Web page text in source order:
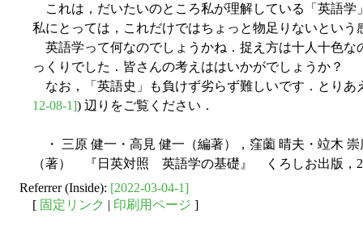
これは，だいたいのところ私が理解している「英語学
私にとっては，これだけではちょっと物足りないという
英語学って何なのでしょうかね．捉え方は十人十色な
っくりでした．皆さんの考えははいかがでしょうか？
なお，「英語史」も負けず劣らず難しいです．とりあ
12-08-1]) 辺りをご覧ください．
・ 三原 健一・高見 健一（編著），窪薗 晴夫・竝木
（著） 『日英対照 英語学の基礎』 くろしお出版，
Referrer (Inside): [2022-03-04-1]
[ 固定リンク | 印刷用ページ ]